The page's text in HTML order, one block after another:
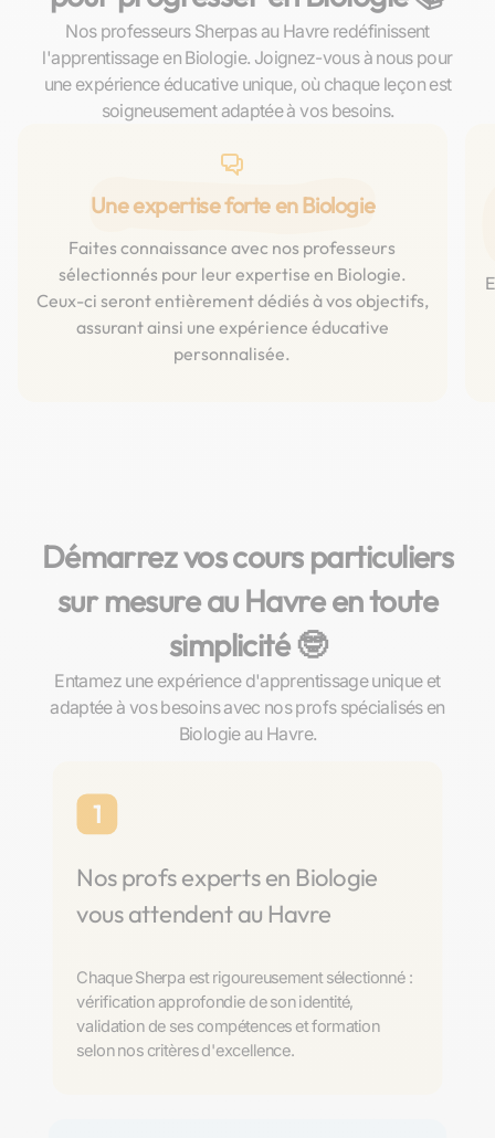
Nos professeurs Sherpas au Havre redéfinissent
l'apprentissage en Biologie. Joignez-vous à nous pour
une expérience éducative unique, où chaque leçon est
soigneusement adaptée à vos besoins.
Une expertise forte en Biologie
Faites connaissance avec nos professeurs
sélectionnés pour leur expertise en Biologie.
Ceux-ci seront entièrement dédiés à vos objectifs,
assurant ainsi une expérience éducative
personnalisée.
Démarrez vos cours particuliers
sur mesure au Havre en toute
simplicité 🤓​
Entamez une expérience d'apprentissage unique et
adaptée à vos besoins avec nos profs spécialisés en
Biologie au Havre.
1
Nos profs experts en Biologie
vous attendent au Havre
Chaque Sherpa est rigoureusement sélectionné :
vérification approfondie de son identité,
validation de ses compétences et formation
selon nos critères d'excellence.